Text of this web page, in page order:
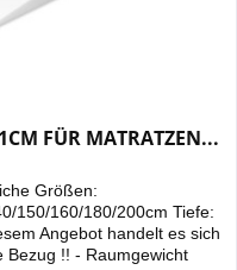
FÜR MATRATZEN...
Größen:
150/160/180/200cm Tiefe:
Angebot handelt es sich
Bezug !! - Raumgewicht